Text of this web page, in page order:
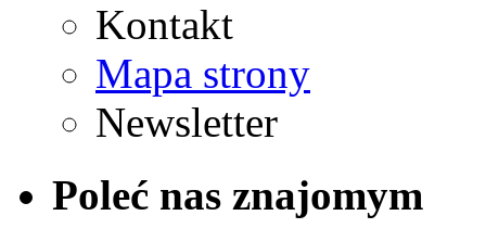
Kontakt
Mapa strony
Newsletter
Poleć nas znajomym